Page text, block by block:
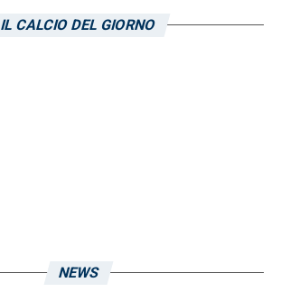
IL CALCIO DEL GIORNO
NEWS